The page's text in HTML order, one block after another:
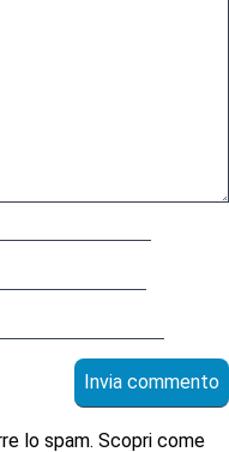
lo spam. Scopri come